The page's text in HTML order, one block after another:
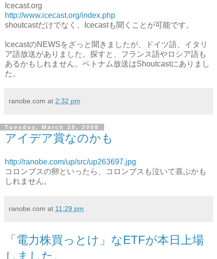
Icecast.org
http://www.icecast.org/index.php
shoutcastだけでなく、Icecastも聞くことが可能です。
IcecastのNEWSをざっと聞きましたが、ドイツ語、イタリ
ア語放送がありました。探すと、フランス語やロシア語も
あるかもしれません。ベトナム放送はShoutcastにありまし
た。
ranobe.com at 2:32 pm
Tuesday, March 25, 2008
アイデア賞なのかも
http://ranobe.com/up/src/up263697.jpg
コロンブスの卵といったら、コロンブスも泣いて喜ぶかも
しれません。
ranobe.com at 11:29 pm
「電力株買っとけ」なETFが本日上場
しました。